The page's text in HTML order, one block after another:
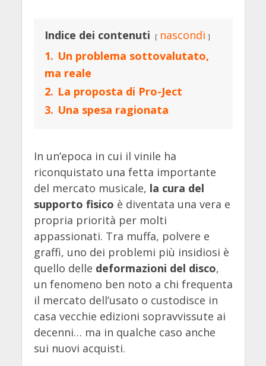
Indice dei contenuti
nascondi
1. Un problema sottovalutato,
ma reale
2. La proposta di Pro-Ject
3. Una spesa ragionata
In un’epoca in cui il vinile ha
riconquistato una fetta importante
del mercato musicale, la cura del
supporto fisico è diventata una vera e
propria priorità per molti
appassionati. Tra muffa, polvere e
graffi, uno dei problemi più insidiosi è
quello delle deformazioni del disco,
un fenomeno ben noto a chi frequenta
il mercato dell’usato o custodisce in
casa vecchie edizioni sopravvissute ai
decenni… ma in qualche caso anche
sui nuovi acquisti.